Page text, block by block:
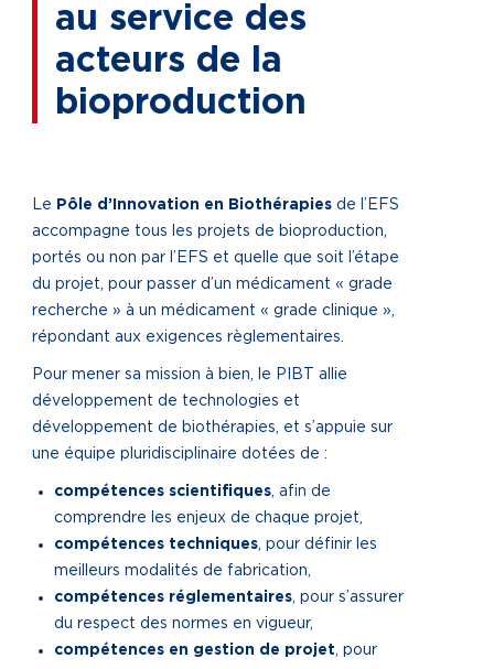
au service des
acteurs de la
bioproduction
Le Pôle d’Innovation en Biothérapies de l’EFS
accompagne tous les projets de bioproduction,
portés ou non par l’EFS et quelle que soit l’étape
du projet, pour passer d’un médicament « grade
recherche » à un médicament « grade clinique »,
répondant aux exigences règlementaires.
Pour mener sa mission à bien, le PIBT allie
développement de technologies et
développement de biothérapies, et s’appuie sur
une équipe pluridisciplinaire dotées de :
compétences scientifiques, afin de
comprendre les enjeux de chaque projet,
compétences techniques, pour définir les
meilleurs modalités de fabrication,
compétences réglementaires, pour s’assurer
du respect des normes en vigueur,
compétences en gestion de projet, pour